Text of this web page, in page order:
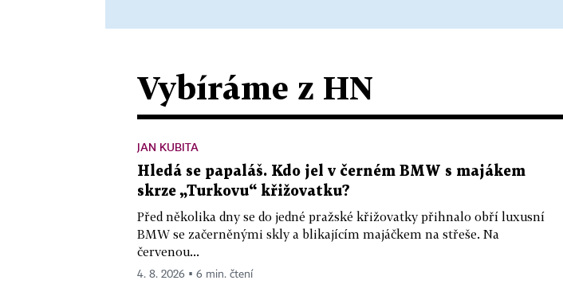
Vybíráme z HN
JAN KUBITA
Hledá se papaláš. Kdo jel v černém BMW s majákem
skrze „Turkovu“ křižovatku?
Před několika dny se do jedné pražské křižovatky přihnalo obří luxusní
BMW se začerněnými skly a blikajícím majáčkem na střeše. Na
červenou...
4. 8. 2026 ▪ 6 min. čtení